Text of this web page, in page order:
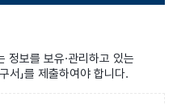
정보를 보유·관리하고 있는
서」를 제출하여야 합니다.